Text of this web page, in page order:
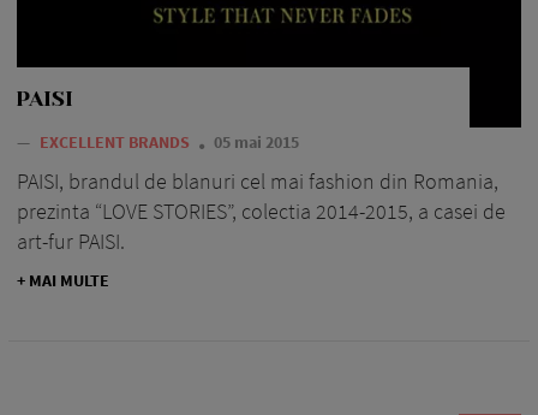
PAISI
— EXCELLENT BRANDS 05 mai 2015
PAISI, brandul de blanuri cel mai fashion din Romania,
prezinta “LOVE STORIES”, colectia 2014-2015, a casei de
art-fur PAISI.
+ MAI MULTE